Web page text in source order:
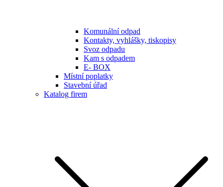
Komunální odpad
Kontakty, vyhlášky, tiskopisy
Svoz odpadu
Kam s odpadem
E- BOX
Místní poplatky
Stavební úřad
Katalog firem